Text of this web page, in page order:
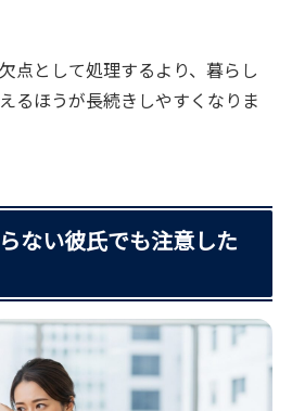
点として処理するより、暮らし
るほうが長続きしやすくなりま
ない彼氏でも注意した